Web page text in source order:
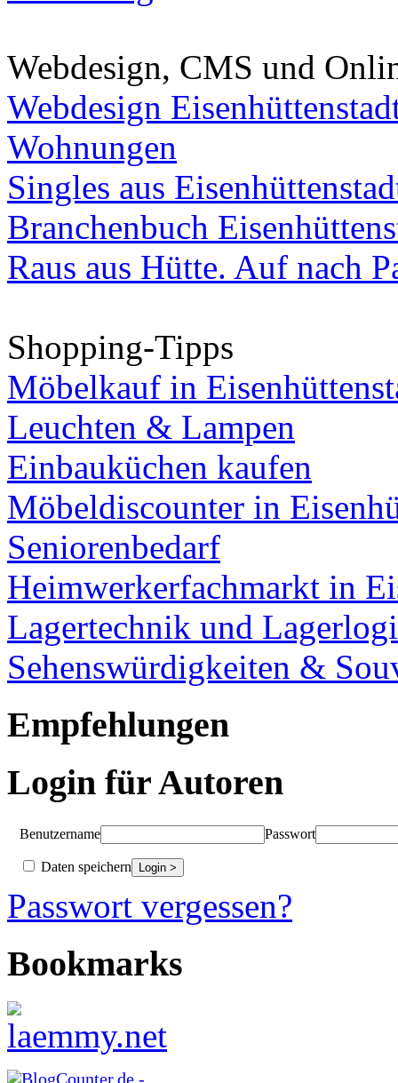
Webdesign, CMS und
Webdesign
Wohnungen
Singles aus
Branchenbuch
Raus aus Hütte. Auf nach
Shopping-Tipps
Möbelkauf in
Leuchten & Lampen
Einbauküchen kaufen
Möbeldiscounter in
Seniorenbedarf
Heimwerkerfachmarkt in
Lagertechnik und
Sehenswürdigkeiten &
Empfehlungen
Login für Autoren
Benutzername Passwort
Daten speichern
Passwort vergessen?
Bookmarks